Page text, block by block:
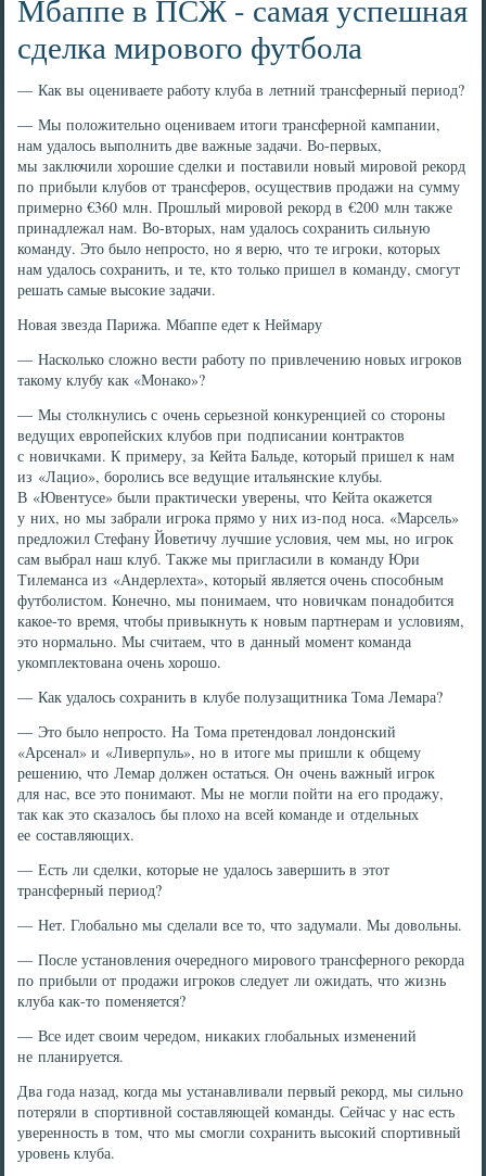
Мбаппе в ПСЖ - самая успешная
сделка мирового футбола
— Как вы оцениваете работу клуба в летний трансферный период?
— Мы положительно оцениваем итоги трансферной кампании,
нам удалось выполнить две важные задачи. Во-первых,
мы заключили хорошие сделки и поставили новый мировой рекорд
по прибыли клубов от трансферов, осуществив продажи на сумму
примерно €360 млн. Прошлый мировой рекорд в €200 млн также
принадлежал нам. Во-вторых, нам удалось сохранить сильную
команду. Это было непросто, но я верю, что те игроки, которых
нам удалось сохранить, и те, кто только пришел в команду, смогут
решать самые высокие задачи.
Новая звезда Парижа. Мбаппе едет к Неймару
— Насколько сложно вести работу по привлечению новых игроков
такому клубу как «Монако»?
— Мы столкнулись с очень серьезной конкуренцией со стороны
ведущих европейских клубов при подписании контрактов
с новичками. К примеру, за Кейта Бальде, который пришел к нам
из «Лацио», боролись все ведущие итальянские клубы.
В «Ювентусе» были практически уверены, что Кейта окажется
у них, но мы забрали игрока прямо у них из-под носа. «Марсель»
предложил Стефану Йоветичу лучшие условия, чем мы, но игрок
сам выбрал наш клуб. Также мы пригласили в команду Юри
Тилеманса из «Андерлехта», который является очень способным
футболистом. Конечно, мы понимаем, что новичкам понадобится
какое-то время, чтобы привыкнуть к новым партнерам и условиям,
это нормально. Мы считаем, что в данный момент команда
укомплектована очень хорошо.
— Как удалось сохранить в клубе полузащитника Тома Лемара?
— Это было непросто. На Тома претендовал лондонский
«Арсенал» и «Ливерпуль», но в итоге мы пришли к общему
решению, что Лемар должен остаться. Он очень важный игрок
для нас, все это понимают. Мы не могли пойти на его продажу,
так как это сказалось бы плохо на всей команде и отдельных
ее составляющих.
— Есть ли сделки, которые не удалось завершить в этот
трансферный период?
— Нет. Глобально мы сделали все то, что задумали. Мы довольны.
— После установления очередного мирового трансферного рекорда
по прибыли от продажи игроков следует ли ожидать, что жизнь
клуба как-то поменяется?
— Все идет своим чередом, никаких глобальных изменений
не планируется.
Два года назад, когда мы устанавливали первый рекорд, мы сильно
потеряли в спортивной составляющей команды. Сейчас у нас есть
уверенность в том, что мы смогли сохранить высокий спортивный
уровень клуба.